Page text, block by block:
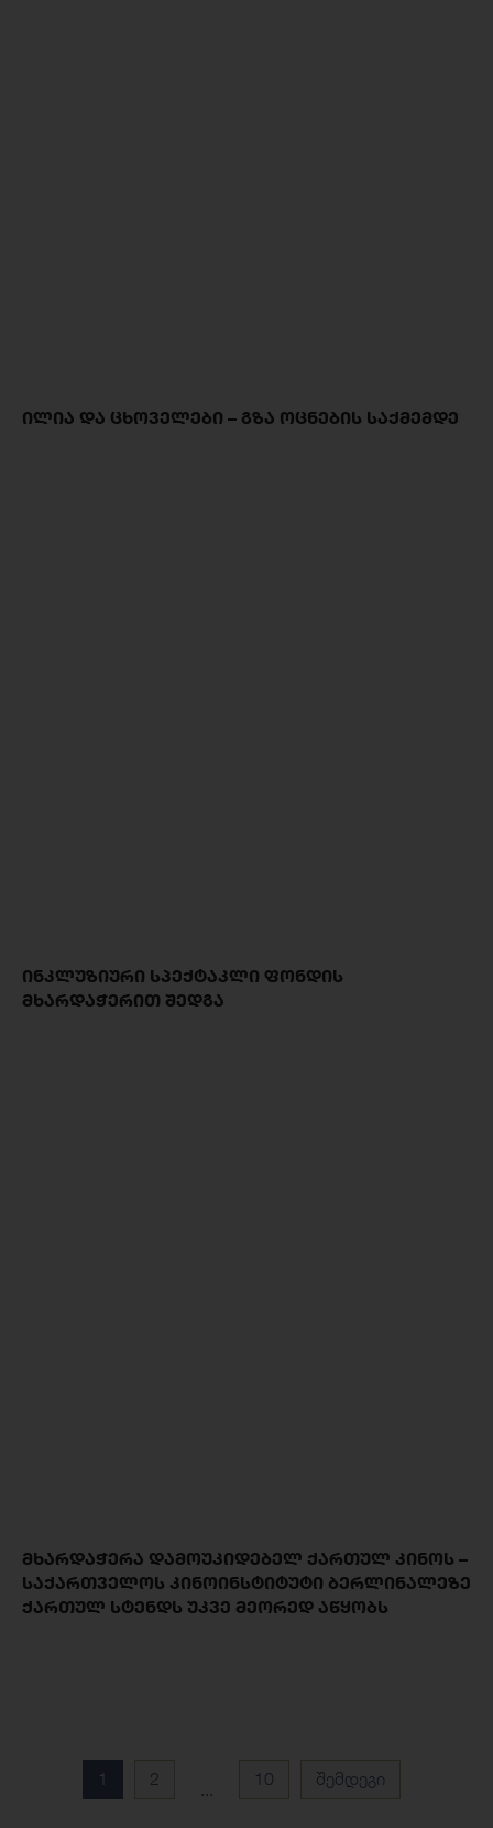
ᲘᲚᲘᲐ ᲓᲐ ᲪᲮᲝᲕᲔᲚᲔᲑᲘ – ᲒᲖᲐ ᲝᲪᲜᲔᲑᲘᲡ ᲡᲐᲥᲛᲔᲛᲓᲔ
ᲘᲜᲙᲚᲣᲖᲘᲣᲠᲘ ᲡᲞᲔᲥᲢᲐᲙᲚᲘ ᲤᲝᲜᲓᲘᲡ
ᲛᲮᲐᲠᲓᲐᲭᲔᲠᲘᲗ ᲨᲔᲓᲒᲐ
ᲛᲮᲐᲠᲓᲐᲭᲔᲠᲐ ᲓᲐᲛᲝᲣᲙᲘᲓᲔᲑᲔᲚ ᲥᲐᲠᲗᲣᲚ ᲙᲘᲜᲝᲡ –
ᲡᲐᲥᲐᲠᲗᲕᲔᲚᲝᲡ ᲙᲘᲜᲝᲘᲜᲡᲢᲘᲢᲣᲢᲘ ᲑᲔᲠᲚᲘᲜᲐᲚᲔᲖᲔ
ᲥᲐᲠᲗᲣᲚ ᲡᲢᲔᲜᲓᲡ ᲣᲙᲕᲔ ᲛᲔᲝᲠᲔᲓ ᲐᲬᲧᲝᲑᲡ
1 2
...
10 შემდეგი